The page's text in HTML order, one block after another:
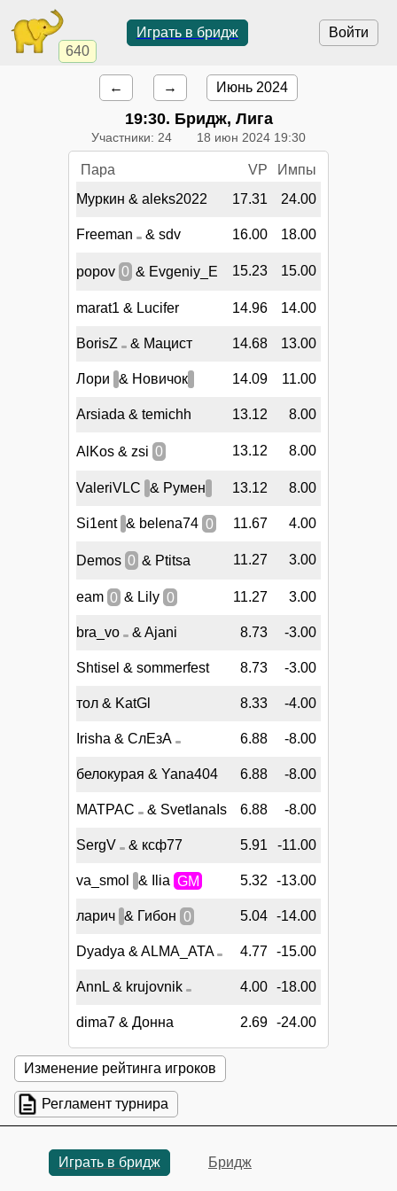
640
Войти
Играть в бридж
← → Июнь 2024
19:30. Бридж, Лига
Участники: 24 18 июн 2024 19:30
Пара VP
Импы
Муркин & aleks2022
17.31 24.00
Freeman & sdv 16.00 18.00
popov 0 & Evgeniy_E 15.23 15.00
marat1 & Lucifer 14.96 14.00
BorisZ & Мацист 14.68 13.00
Лори & Новичок 14.09 11.00
Arsiada & temichh 13.12 8.00
AlKos & zsi 0 13.12 8.00
ValeriVLC & Румен 13.12 8.00
Si1ent & belena74 0 11.67 4.00
Demos 0 & Ptitsa 11.27 3.00
eam 0 & Lily 0 11.27 3.00
bra_vo & Ajani 8.73 -3.00
Shtisel & sommerfest 8.73 -3.00
тол & KatGl 8.33 -4.00
Irisha & СлЕзА 6.88 -8.00
белокурая & Yana404 6.88 -8.00
MATPAC & SvetlanaIs 6.88 -8.00
SergV & ксф77 5.91 -11.00
va_smol & Ilia GM 5.32 -13.00
ларич & Гибон 0 5.04 -14.00
Dyadya & ALMA_ATA 4.77 -15.00
AnnL & krujovnik 4.00 -18.00
dima7 & Донна 2.69 -24.00
Изменение рейтинга игроков
Регламент турнира
Играть в бридж Бридж